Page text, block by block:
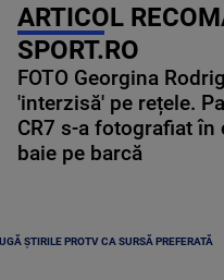
ARTICOL
SPORT.RO
FOTO Georgina
'interzisă' pe rețele.
CR7 s-a fotografiat în
baie pe barcă
ȘTIRILE PROTV CA SURSĂ PREFERATĂ